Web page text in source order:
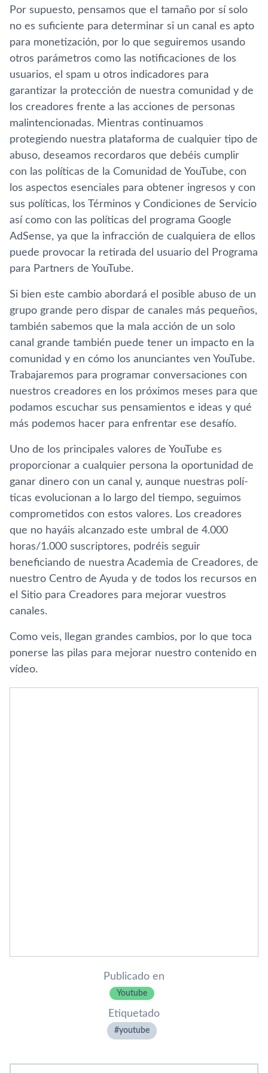
Por supuesto, pensamos que el tamaño por sí­ solo
no es suficiente para determinar si un canal es apto
para monetización, por lo que seguiremos usando
otros parámetros como las notificaciones de los
usuarios, el spam u otros indicadores para
garantizar la protección de nuestra comunidad y de
los creadores frente a las acciones de personas
malintencionadas. Mientras continuamos
protegiendo nuestra plataforma de cualquier tipo de
abuso, deseamos recordaros que debéis cumplir
con las polí­ticas de la Comunidad de YouTube, con
los aspectos esenciales para obtener ingresos y con
sus polí­ticas, los Términos y Condiciones de Servicio
así­ como con las polí­ticas del programa Google
AdSense, ya que la infracción de cualquiera de ellos
puede provocar la retirada del usuario del Programa
para Partners de YouTube.
Si bien este cambio abordará el posible abuso de un
grupo grande pero dispar de canales más pequeños,
también sabemos que la mala acción de un solo
canal grande también puede tener un impacto en la
comunidad y en cómo los anunciantes ven YouTube.
Trabajaremos para programar conversaciones con
nuestros creadores en los próximos meses para que
podamos escuchar sus pensamientos e ideas y qué
más podemos hacer para enfrentar ese desafí­o.
Uno de los principales valores de YouTube es
proporcionar a cualquier persona la oportunidad de
ganar dinero con un canal y, aunque nuestras polí­
ticas evolucionan a lo largo del tiempo, seguimos
comprometidos con estos valores. Los creadores
que no hayáis alcanzado este umbral de 4.000
horas/1.000 suscriptores, podréis seguir
beneficiando de nuestra Academia de Creadores, de
nuestro Centro de Ayuda y de todos los recursos en
el Sitio para Creadores para mejorar vuestros
canales.
Como veis, llegan grandes cambios, por lo que toca
ponerse las pilas para mejorar nuestro contenido en
ví­deo.
Publicado en
Youtube
Etiquetado
youtube